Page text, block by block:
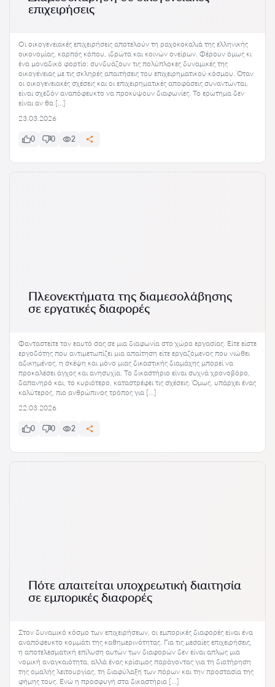
επιχειρήσεις
Οι οικογενειακές επιχειρήσεις αποτελούν τη ραχοκοκαλιά της ελληνικής
οικονομίας, καρπός κόπου, ιδρώτα και κοινών ονείρων. Φέρουν όμως κι
ένα μοναδικό φορτίο: συνδυάζουν τις πολύπλοκες δυναμικές της
οικογένειας με τις σκληρές απαιτήσεις του επιχειρηματικού κόσμου. Όταν
οι οικογενειακές σχέσεις και οι επιχειρηματικές αποφάσεις συναντώνται,
είναι σχεδόν αναπόφευκτο να προκύψουν διαφωνίες. Το ερώτημα δεν
είναι αν θα […]
23.03.2026
0 0 2
Πλεονεκτήματα της διαμεσολάβησης
σε εργατικές διαφορές
Φανταστείτε τον εαυτό σας σε μια διαφωνία στο χώρο εργασίας. Είτε είστε
εργοδότης που αντιμετωπίζει μια απαίτηση είτε εργαζόμενος που νιώθει
αδικημένος, η σκέψη και μόνο μιας δικαστικής διαμάχης μπορεί να
προκαλέσει άγχος και ανησυχία. Το δικαστήριο είναι συχνά χρονοβόρο,
δαπανηρό και, το κυριότερο, καταστρέφει τις σχέσεις. Όμως, υπάρχει ένας
καλύτερος, πιο ανθρώπινος τρόπος για […]
22.03.2026
0 0 2
Πότε απαιτείται υποχρεωτική διαιτησία
σε εμπορικές διαφορές
Στον δυναμικό κόσμο των επιχειρήσεων, οι εμπορικές διαφορές είναι ένα
αναπόφευκτο κομμάτι της καθημερινότητας. Για τις μεσαίες επιχειρήσεις,
η αποτελεσματική επίλυση αυτών των διαφορών δεν είναι απλώς μια
νομική αναγκαιότητα, αλλά ένας κρίσιμος παράγοντας για τη διατήρηση
της ομαλής λειτουργίας, τη διαφύλαξη των πόρων και την προστασία της
φήμης τους. Ενώ η προσφυγή στα δικαστήρια […]